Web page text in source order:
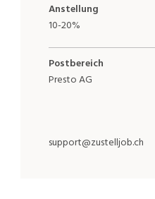
Anstellung
10-20%
Postbereich
Presto AG
support@zustelljob.ch